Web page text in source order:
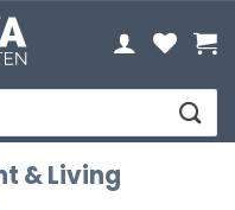
& Living